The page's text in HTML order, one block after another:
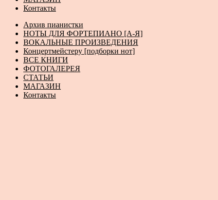
Контакты
Архив пианистки
НОТЫ ДЛЯ ФОРТЕПИАНО [А-Я]
ВОКАЛЬНЫЕ ПРОИЗВЕДЕНИЯ
Концертмейстеру [подборки нот]
ВСЕ КНИГИ
ФОТОГАЛЕРЕЯ
СТАТЬИ
МАГАЗИН
Контакты